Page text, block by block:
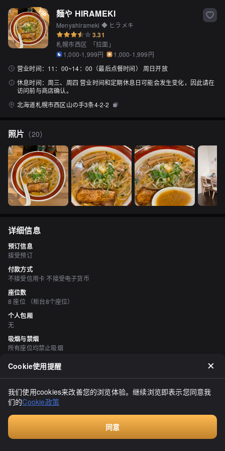
麺や HIRAMEKI
Menyahirameki ◆ ヒラメキ
3.31
札幌市西区 「拉面 」
1,000-1,999円
1,000-1,999円
营业时间： 11：00~14：00（最后点餐时间） 周日开放
休息时间： 周三、周四 营业时间和定期休息日可能会发生变化，因此请在
访问前与商店确认。
北海道札幌市西区山の手3条4-2-2
照片 （20）
详细信息
预订信息
接受预订
付款方式
不接受信用卡 不接受电子货币
座位数
8 座位 （柜台8个座位）
个人包厢
无
吸烟与禁烟
所有座位均禁止吸烟
停车场
有 商店旁边1辆车（小型车）
有吧台座位
评价
しゅうやパパ
Cookie使用提醒
我们使用cookies来改善您的浏览体验。继续浏览即表示您同意我
们的Cookie政策
同意